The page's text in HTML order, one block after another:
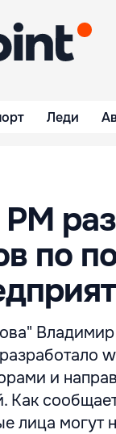
Леди
по
и
лица могут